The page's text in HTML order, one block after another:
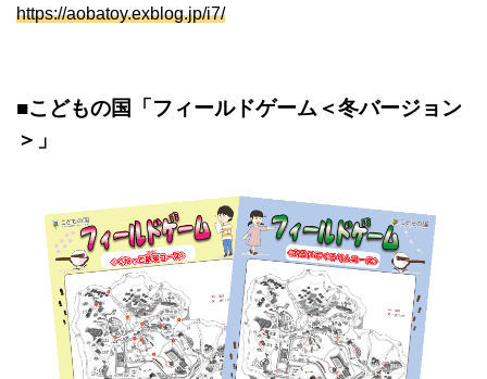
https://aobatoy.exblog.jp/i7/
■こどもの国「フィールドゲーム＜冬バージョン
＞」